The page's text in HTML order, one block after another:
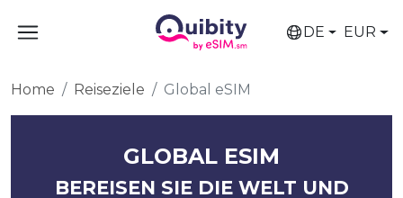
DE EUR
Home Reiseziele Global eSIM
GLOBAL ESIM
BEREISEN SIE DIE WELT UND